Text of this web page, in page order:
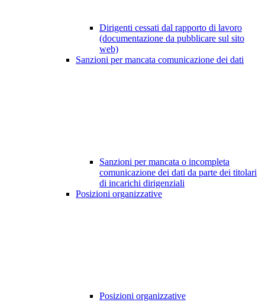
Dirigenti cessati dal rapporto di lavoro
(documentazione da pubblicare sul sito
web)
Sanzioni per mancata comunicazione dei dati
Sanzioni per mancata o incompleta
comunicazione dei dati da parte dei titolari
di incarichi dirigenziali
Posizioni organizzative
Posizioni organizzative